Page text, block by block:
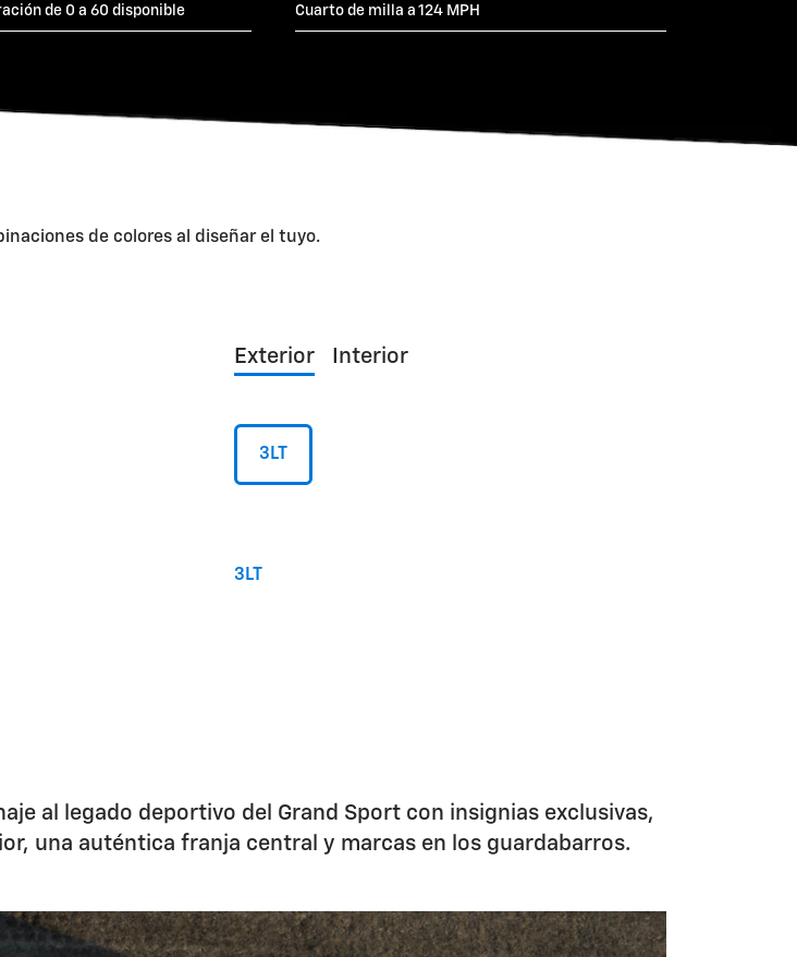
de 0 a 60 disponible Cuarto de milla a 124 MPH
de colores al diseñar el tuyo.
Exterior Interior
3LT
3LT
al legado deportivo del Grand Sport con insignias exclusivas,
una auténtica franja central y marcas en los guardabarros.